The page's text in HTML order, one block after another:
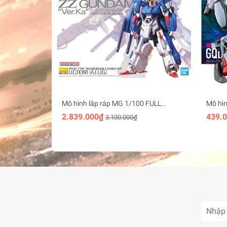
Mô hình lắp ráp MG 1/100 FULL
ARMOR ZZ GUNDAM Ver.Ka Bandai
2.839.000₫ 3.100.000₫
Mô
-